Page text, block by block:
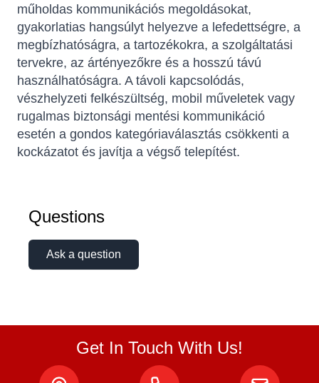
műholdas kommunikációs megoldásokat,
gyakorlatias hangsúlyt helyezve a lefedettségre, a
megbízhatóságra, a tartozékokra, a szolgáltatási
tervekre, az ártényezőkre és a hosszú távú
használhatóságra. A távoli kapcsolódás,
vészhelyzeti felkészültség, mobil műveletek vagy
rugalmas biztonsági mentési kommunikáció
esetén a gondos kategóriaválasztás csökkenti a
kockázatot és javítja a végső telepítést.
Questions
Ask a question
Get In Touch With Us!